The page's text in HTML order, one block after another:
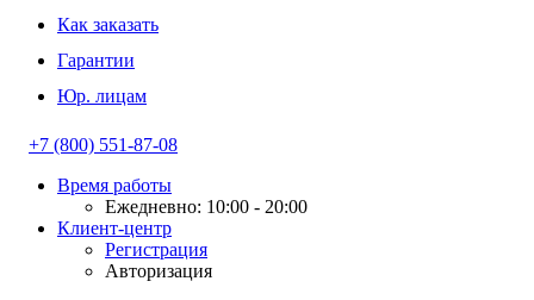
Как заказать
Гарантии
Юр. лицам
+7 (800) 551-87-08
Время работы
Ежедневно: 10:00 - 20:00
Клиент-центр
Регистрация
Авторизация